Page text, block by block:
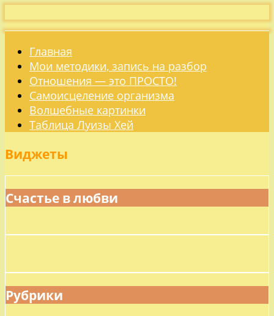
Главная
Мои методики, запись на разбор
Отношения — это ПРОСТО!
Самоисцеление организма
Волшебные картинки
Таблица Луизы Хей
Виджеты
Счастье в любви
Рубрики